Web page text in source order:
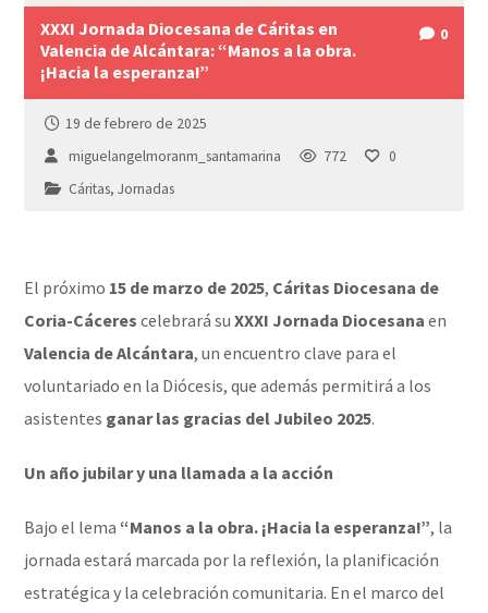
XXXI Jornada Diocesana de Cáritas en
Valencia de Alcántara: “Manos a la obra.
¡Hacia la esperanza!”
0
19 de febrero de 2025
miguelangelmoranm_santamarina
772
0
Cáritas,Jornadas
El próximo 15 de marzo de 2025, Cáritas Diocesana de
Coria-Cáceres celebrará suXXXI Jornada Diocesana en
Valencia de Alcántara, un encuentro clave para el
voluntariado en la Diócesis, que además permitirá a los
asistentes ganar las gracias del Jubileo 2025.
Un año jubilar y una llamada a la acción
Bajo el lema “Manos a la obra. ¡Hacia la esperanza!”, la
jornada estará marcada por la reflexión, la planificación
estratégica y la celebración comunitaria. En el marco del